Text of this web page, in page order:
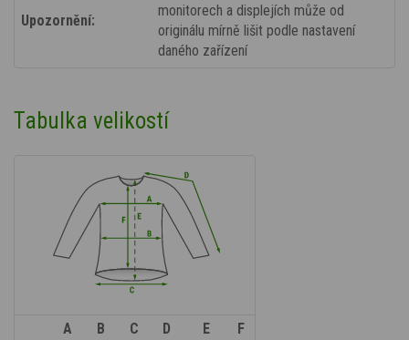
Upozornění:
monitorech a displejích může od
originálu mírně lišit podle nastavení
daného zařízení
Tabulka velikostí
A B C D E F